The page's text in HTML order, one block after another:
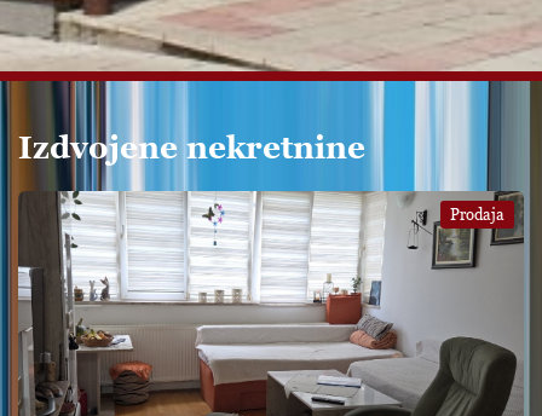
Izdvojene nekretnine
Prodaja